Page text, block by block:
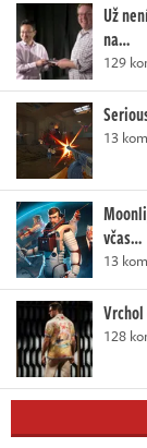
Už
na…
129
13
včas…
13
128